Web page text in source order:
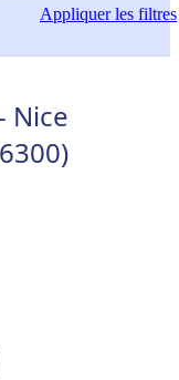
Appliquerles filtres
Nice